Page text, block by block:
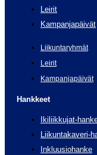
Leirit
Kampanjapäivät
Liikuntaryhmät
Leirit
Kampanjapäivät
Hankkeet
Ikiliikkujat-
Liikuntakaveri-
Inkluusiohanke